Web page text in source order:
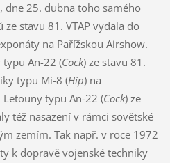
dne 25. dubna toho samého
stavu 81. VTAP vydala do
na Pařížskou Airshow.
An-22 (Cock) ze stavu 81.
typu Mi-8 (Hip) na
Letouny typu An-22 (Cock) ze
též nasazení v rámci sovětské
zemím. Tak např. v roce 1972
k dopravě vojenské techniky